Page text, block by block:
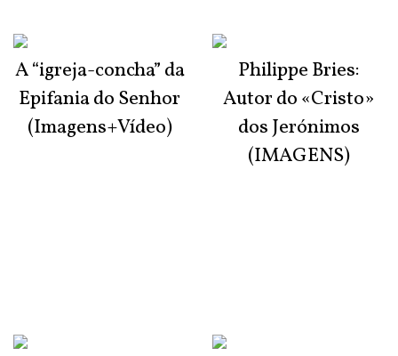
A “igreja-concha” da
Epifania do Senhor
(Imagens+Vídeo)
Philippe Bries:
Autor do «Cristo»
dos Jerónimos
(IMAGENS)